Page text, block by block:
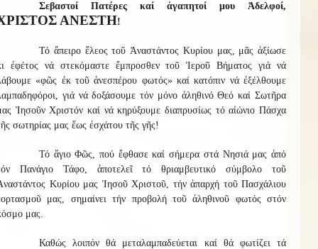
Σεβαστοί Πατέρες καί ἀγαπητοί μου Ἀδελφοί,
ΑΝΕΣΤΗ!
Τό ἄπειρο ἔλεος τοῦ Ἀναστάντος Κυρίου μας, μᾶς ἀξίωσε
ἐφέτος νά στεκόμαστε ἔμπροσθεν τοῦ Ἱεροῦ Βήματος γιά νά
«φῶς ἐκ τοῦ ἀνεσπέρου φωτός» καί κατόπιν νά ἐξέλθουμε
γιά νά δοξάσουμε τόν μόνο ἀληθινό Θεό καί Σωτῆρα
Ἰησοῦν Χριστόν καί νά κηρύξουμε διαπρυσίως τό αἰώνιο Πάσχα
σωτηρίας μας ἕως ἐσχάτου τῆς γῆς!
Τό ἅγιο Φῶς, πού ἔφθασε καί σήμερα στά Νησιά μας ἀπό
Πανάγιο Τάφο, ἀποτελεῖ τό θριαμβευτικό σύμβολο τοῦ
Κυρίου μας Ἰησοῦ Χριστοῦ, τήν ἀπαρχή τοῦ Πασχάλιου
μας, σημαίνει τήν προβολή τοῦ ἀληθινοῦ φωτός στόν
μας.
Καθώς λοιπόν θά μεταλαμπαδεύεται καί θά φωτίζει τά